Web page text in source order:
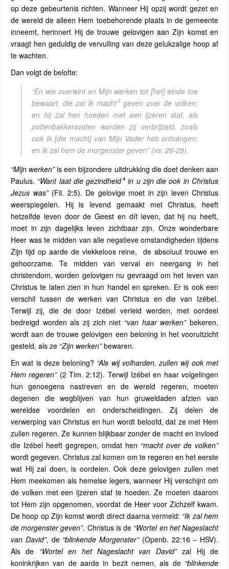
op deze gebeurtenis richten. Wanneer Hij opzij wordt gezet en
de wereld de alleen Hem toebehorende plaats in de gemeente
inneemt, herinnert Hij de trouwe gelovigen aan Zijn komst en
vraagt ​​hen geduldig de vervulling van deze gelukzalige hoop af
te wachten.
Dan volgt de belofte:
“En wie overwint en Mijn werken tot [het] einde toe
bewaart, die zal Ik macht 3geven over de volken;
en hij zal hen hoeden met een ijzeren staf, als
pottenbakkersvaten worden zij verbrijzeld, zoals
ook Ik [die macht] van Mijn Vader heb ontvangen;
en Ik zal hem de morgenster geven” (vs. 26-29).
“Mijn werken”is een bijzondere uitdrukking die doet denken aan
Paulus. “Want laat die gezindheid 4 in u zijn die ook in Christus
Jezus was” (Fil. 2:5). De gelovige moet in zijn leven Christus
weerspiegelen. Hij is levend gemaakt met Christus, heeft
hetzelfde leven door de Geest en dít leven, dat hij nu heeft,
moet in zijn dagelijks leven zichtbaar zijn. Onze wonderbare
Heer was te midden van alle negatieve omstandigheden tijdens
Zijn tijd op aarde de vlekkeloos reine,
de absoluut trouwe en
gehoorzame. Te midden van verval en neergang in het
christendom, worden gelovigen nu gevraagd om het leven van
Christus te laten zien in hun handel en spreken. Er is ook een
verschil tussen de werken van Christus en die van Izébel.
Terwijl zij, die de door Izébel verleid werden, met oordeel
bedreigd worden als zij zich niet “van haar werken”bekeren,
wordt aan de trouwe gelovigen een beloning in het vooruitzicht
gesteld, als ze “Zijn werken”bewaren.
En wat is deze beloning? “Als wij volharden, zullen wij ook met
Hem regeren”(2 Tim. 2:12). Terwijl Izébel en haar volgelingen
hun genoegens nastreven en de wereld regeren, moeten
degenen die wegblijven van hun gruweldaden afzien van
wereldse voordelen en onderscheidingen. Zij delen de
verwerping van Christus en hun wordt beloofd, dat ze met Hem
zullen regeren. Ze kunnen blijkbaar zonder de macht en invloed
die Izébel heeft gegrepen, omdat hen “macht over de volken”
wordt gegeven. Christus zal komen om te regeren en het eerste
wat Hij zal doen, is oordelen. Ook deze gelovigen zullen met
Hem meekomen als hemelse legers, wanneer Hij verschijnt om
de volken met een ijzeren staf te hoeden. Ze moeten daarom
tot Hem zijn opgenomen, voordat de Heer voor Zichzelf kwam.
De hoop op Zijn komst wordt direct daarna vermeld: “Ik zal hem
de morgenster geven”. Christus is de “Wortel en het Nageslacht
van David”, de “blinkende Morgenster”(Openb. 22:16 – HSV).
Als de “Wortel en het Nageslacht van David”zal Hij de
koninkrijken van de aarde in bezit nemen, als de “blinkende